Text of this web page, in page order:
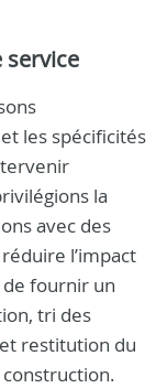
service
les spécificités
la
avec des
l’impact
fournir un
tri des
restitution du